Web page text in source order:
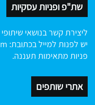
שת"פ ופניות עסקיות
ליצירת קשר בנושאי
יש לפנות למייל בכתובת:
פניות מתאימות תעננה.
אתרי שותפים